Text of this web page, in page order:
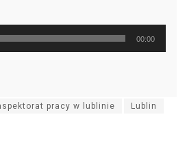
00:00
pracy w lublinie Lublin